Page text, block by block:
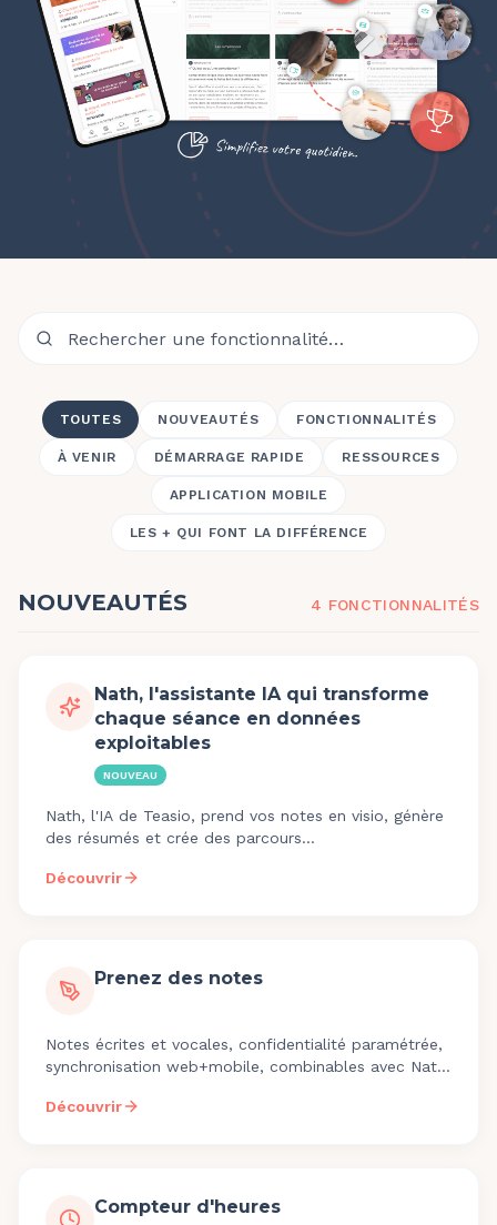
TOUTES NOUVEAUTÉS FONCTIONNALITÉS
À VENIR DÉMARRAGE RAPIDE RESSOURCES
APPLICATION MOBILE
LES + QUI FONT LA DIFFÉRENCE
NOUVEAUTÉS 4 FONCTIONNALITÉS
Nath, l'assistante IA qui transforme
chaque séance en données
exploitables
NOUVEAU
Nath, l'IA de Teasio, prend vos notes en visio, génère
des résumés et crée des parcours
30 jours.
Découvrir
Prenez des notes
Notes écrites et vocales, confidentialité paramétrée,
synchronisation web+mobile, combinables avec Nath
Découvrir
Compteur d'heures